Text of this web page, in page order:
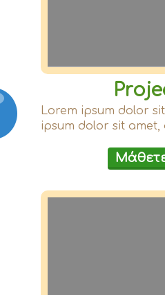
Lorem ipsum dolor
ipsum dolor sit amet,